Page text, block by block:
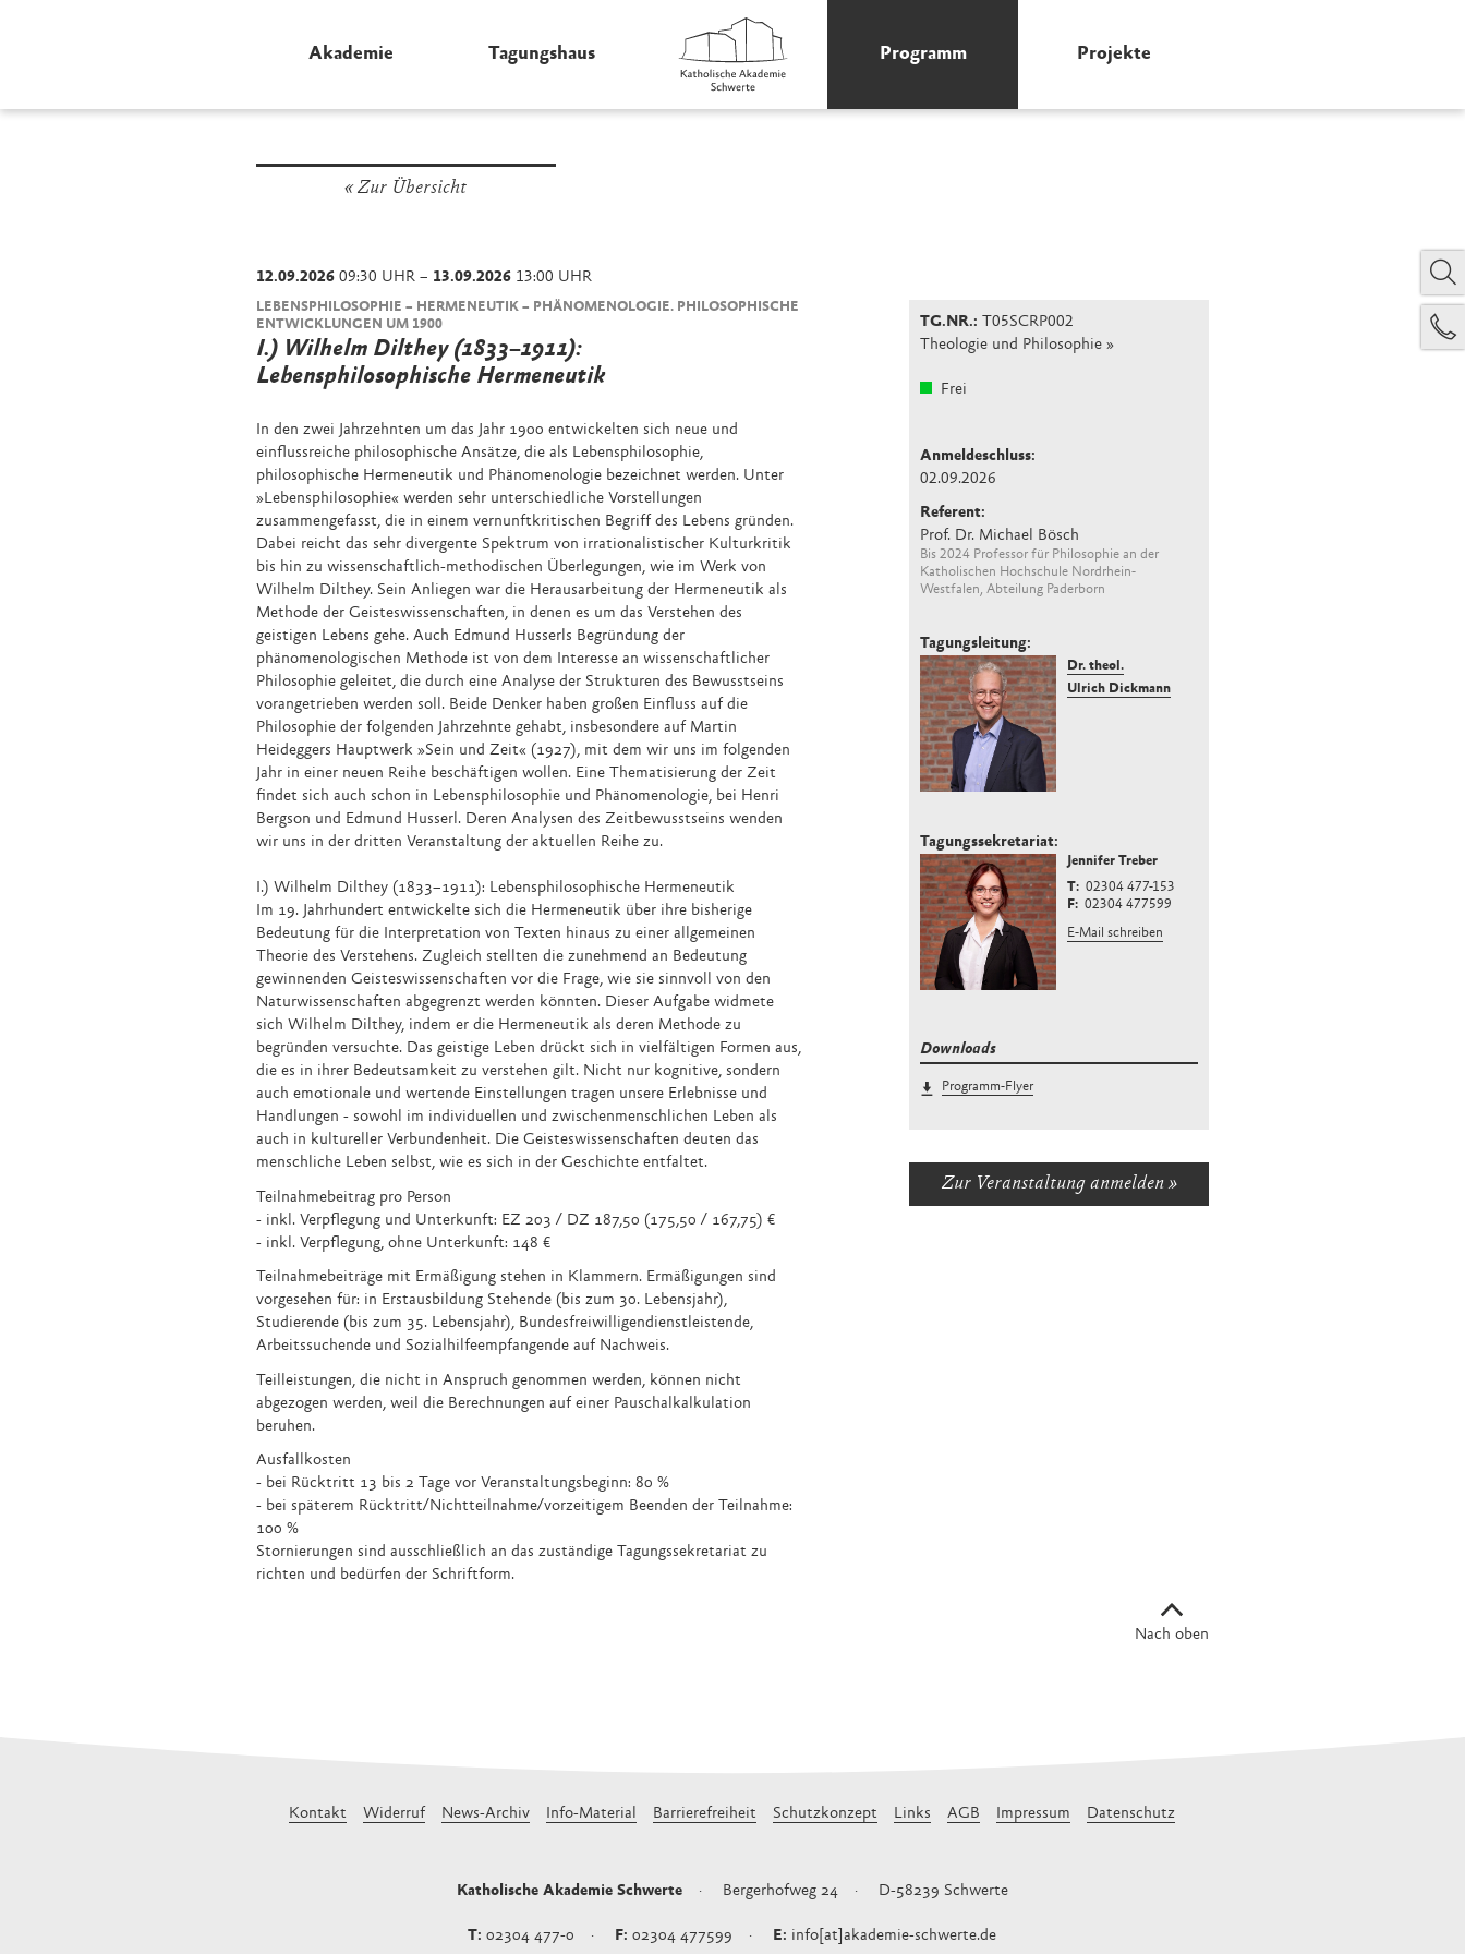
Akademie Tagungshaus Projekte
Programm
Zur Übersicht
12.09.202609:30 UHR – 13.09.202613:00 UHR
LEBENSPHILOSOPHIE – HERMENEUTIK – PHÄNOMENOLOGIE. PHILOSOPHISCHE
ENTWICKLUNGEN UM 1900
I.) Wilhelm Dilthey (1833–1911):
Lebensphilosophische Hermeneutik
In den zwei Jahrzehnten um das Jahr 1900 entwickelten sich neue und
einflussreiche philosophische Ansätze, die als Lebensphilosophie,
philosophische Hermeneutik und Phänomenologie bezeichnet werden. Unter
»Lebensphilosophie« werden sehr unterschiedliche Vorstellungen
zusammengefasst, die in einem vernunftkritischen Begriff des Lebens gründen.
Dabei reicht das sehr divergente Spektrum von irrationalistischer Kulturkritik
bis hin zu wissenschaftlich-methodischen Überlegungen, wie im Werk von
Wilhelm Dilthey. Sein Anliegen war die Herausarbeitung der Hermeneutik als
Methode der Geisteswissenschaften, in denen es um das Verstehen des
geistigen Lebens gehe. Auch Edmund Husserls Begründung der
phänomenologischen Methode ist von dem Interesse an wissenschaftlicher
Philosophie geleitet, die durch eine Analyse der Strukturen des Bewusstseins
vorangetrieben werden soll. Beide Denker haben großen Einfluss auf die
Philosophie der folgenden Jahrzehnte gehabt, insbesondere auf Martin
Heideggers Hauptwerk »Sein und Zeit« (1927), mit dem wir uns im folgenden
Jahr in einer neuen Reihe beschäftigen wollen. Eine Thematisierung der Zeit
findet sich auch schon in Lebensphilosophie und Phänomenologie, bei Henri
Bergson und Edmund Husserl. Deren Analysen des Zeitbewusstseins wenden
wir uns in der dritten Veranstaltung der aktuellen Reihe zu.
I.) Wilhelm Dilthey (1833–1911): Lebensphilosophische Hermeneutik
Im 19. Jahrhundert entwickelte sich die Hermeneutik über ihre bisherige
Bedeutung für die Interpretation von Texten hinaus zu einer allgemeinen
Theorie des Verstehens. Zugleich stellten die zunehmend an Bedeutung
gewinnenden Geisteswissenschaften vor die Frage, wie sie sinnvoll von den
Naturwissenschaften abgegrenzt werden könnten. Dieser Aufgabe widmete
sich Wilhelm Dilthey, indem er die Hermeneutik als deren Methode zu
begründen versuchte. Das geistige Leben drückt sich in vielfältigen Formen aus,
die es in ihrer Bedeutsamkeit zu verstehen gilt. Nicht nur kognitive, sondern
auch emotionale und wertende Einstellungen tragen unsere Erlebnisse und
Handlungen - sowohl im individuellen und zwischenmenschlichen Leben als
auch in kultureller Verbundenheit. Die Geisteswissenschaften deuten das
menschliche Leben selbst, wie es sich in der Geschichte entfaltet.
Teilnahmebeitrag pro Person
- inkl. Verpflegung und Unterkunft: EZ 203 / DZ 187,50 (175,50 / 167,75) €
- inkl. Verpflegung, ohne Unterkunft: 148 €
Teilnahmebeiträge mit Ermäßigung stehen in Klammern. Ermäßigungen sind
vorgesehen für: in Erstausbildung Stehende (bis zum 30. Lebensjahr),
Studierende (bis zum 35. Lebensjahr), Bundesfreiwilligendienstleistende,
Arbeitssuchende und Sozialhilfeempfangende auf Nachweis.
Teilleistungen, die nicht in Anspruch genommen werden, können nicht
abgezogen werden, weil die Berechnungen auf einer Pauschalkalkulation
beruhen.
Ausfallkosten
- bei Rücktritt 13 bis 2 Tage vor Veranstaltungsbeginn: 80 %
- bei späterem Rücktritt/Nichtteilnahme/vorzeitigem Beenden der Teilnahme:
100 %
Stornierungen sind ausschließlich an das zuständige Tagungssekretariat zu
richten und bedürfen der Schriftform.
TG.NR.: T05SCRP002
Theologie und Philosophie
Frei
Anmeldeschluss:
02.09.2026
Referent:
Prof. Dr. Michael Bösch
Bis 2024 Professor für Philosophie an der
Katholischen Hochschule Nordrhein-
Westfalen, Abteilung Paderborn
Tagungsleitung:
Dr. theol.
Ulrich Dickmann
Tagungssekretariat:
Jennifer Treber
02304 477-153
02304 477599
E-Mail schreiben
Downloads
Programm-Flyer
Zur Veranstaltung anmelden
Nach oben
Kontakt Widerruf News-Archiv Info-Material Barrierefreiheit Schutzkonzept Links AGB Impressum Datenschutz
Katholische Akademie Schwerte Bergerhofweg 24 D-58239 Schwerte
02304 477-0 02304 477599 info[at]akademie-schwerte.de